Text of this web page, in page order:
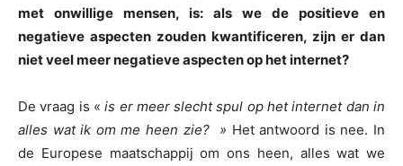
met onwillige mensen, is: als we de positieve en
negatieve aspecten zouden kwantificeren, zijn er dan
niet veel meer negatieve aspecten op het internet?
De vraag is «is er meer slecht spul op het internet dan in
alles wat ik om me heen zie? » Het antwoord is nee. In
de Europese maatschappij om ons heen, alles wat we